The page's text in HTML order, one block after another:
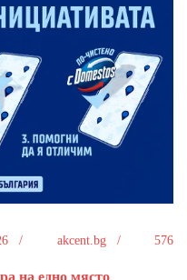
/ akcent.bg / 576
на едно място